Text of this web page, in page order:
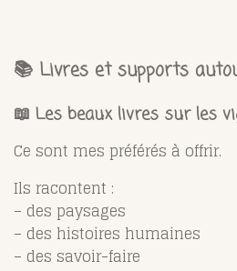
📚 Livres et supports
📖 Les beaux livres sur les
Ce sont mes préférés à offrir.
Ils racontent :
– des paysages
– des histoires humaines
– des savoir-faire